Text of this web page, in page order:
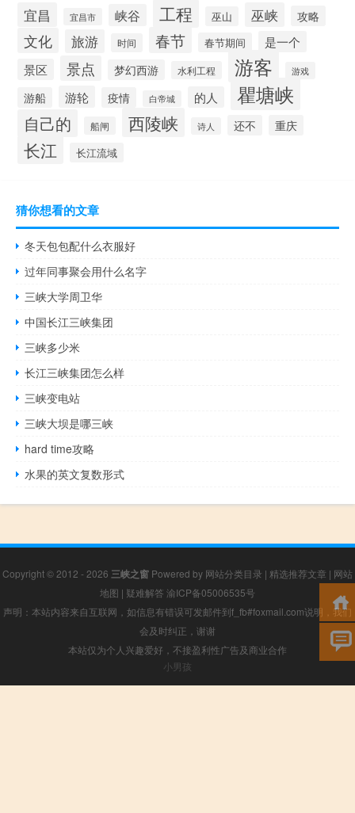
宜昌 宜昌市 峡谷 工程 巫山 巫峡 攻略
文化 旅游 时间 春节 春节期间
是一个
景区
景点 梦幻西游 水利工程 游客 游戏
游船 游轮 疫情 白帝城 的人 瞿塘峡
自己的 船闸 西陵峡 诗人 还不 重庆
长江 长江流域
猜你想看的文章
冬天包包配什么衣服好
过年同事聚会用什么名字
三峡大学周卫华
中国长江三峡集团
三峡多少米
长江三峡集团怎么样
三峡变电站
三峡大坝是哪三峡
hard time攻略
水果的英文复数形式
Copyright © 2012 - 2026 三峡之窗 Powered by 网站分类目录 | 精选推荐文章 | 网站
地图 | 疑难解答 渝ICP备05006535号
声明：本站内容来自互联网，如信息有错误可发邮件到f_fb#foxmail.com说明，我们
会及时纠正，谢谢
本站仅为个人兴趣爱好，不接盈利性广告及商业合作
小男孩